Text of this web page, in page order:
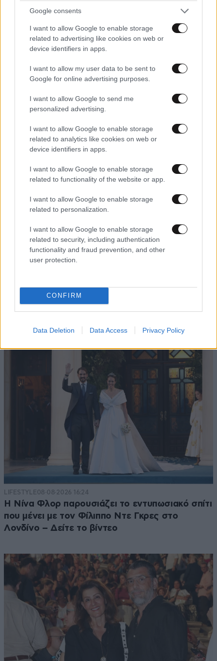
Google consents
I want to allow Google to enable storage
related to advertising like cookies on web or
device identifiers in apps.
I want to allow my user data to be sent to
Google for online advertising purposes.
I want to allow Google to send me
personalized advertising.
I want to allow Google to enable storage
related to analytics like cookies on web or
device identifiers in apps.
I want to allow Google to enable storage
related to functionality of the website or app.
I want to allow Google to enable storage
related to personalization.
I want to allow Google to enable storage
related to security, including authentication
functionality and fraud prevention, and other
user protection.
CONFIRM
Data Deletion Data Access Privacy Policy
Μαρία Εκμεκτσίογλου: «17 λευκά τριαντάφυλλα
Κωνσταντινούπολη
08·08·2026 08:30
βγάλετε από την καθημερινότητά σας
LIFESTYLE08·08·2026 16:24
Η Νίνα Φλορ παρουσιάζει το εντυπωσιακό σπίτι
που μένει με τον Φίλιππο Ντε Γκρες στο
Λονδίνο – Δείτε το βίντεο